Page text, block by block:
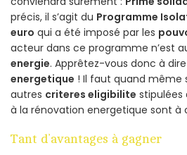
précis, il s’agit du Programme
euro qui a été imposé par les
acteur dans ce programme n’est
energie. Apprêtez-vous donc à
energetique ! Il faut quand même
autres criteres eligibilite stipulées
à la rénovation energetique sont à
Tant d’avantages à gagner